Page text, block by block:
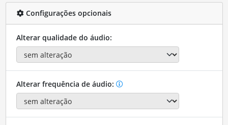
Configurações opcionais
Alterar qualidade do áudio:
Alterar frequência de áudio: